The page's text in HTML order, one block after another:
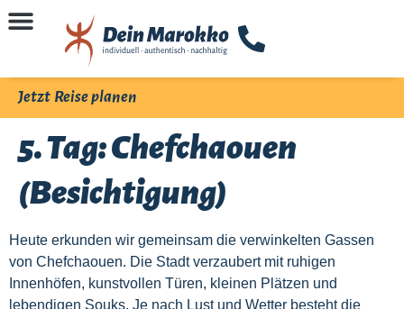
Jetzt Reise planen
5. Tag: Chefchaouen
(Besichtigung)
Heute erkunden wir gemeinsam die verwinkelten Gassen
von Chefchaouen. Die Stadt verzaubert mit ruhigen
Innenhöfen, kunstvollen Türen, kleinen Plätzen und
lebendigen Souks. Je nach Lust und Wetter besteht die